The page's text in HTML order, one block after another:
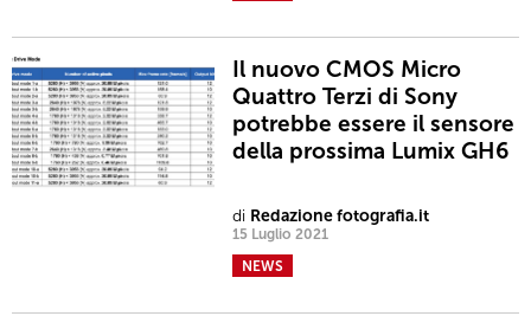
Il nuovo CMOS Micro
Quattro Terzi di Sony
potrebbe essere il sensore
della prossima Lumix GH6
di Redazione fotografia.it
15 Luglio 2021
NEWS